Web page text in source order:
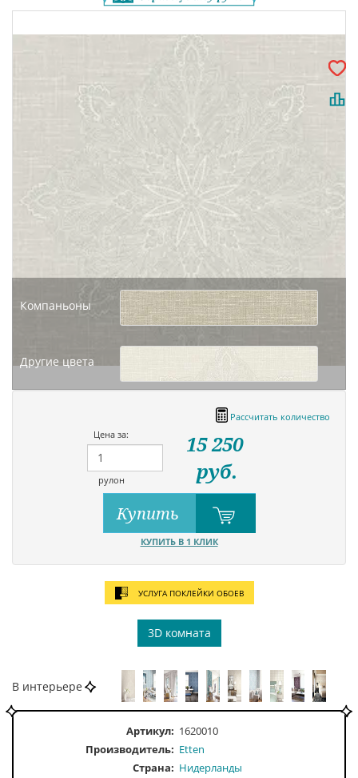
Компаньоны
Другие цвета
Рассчитать количество
Цена за:
рулон
15 250
руб.
Купить
КУПИТЬ В 1 КЛИК
УСЛУГА ПОКЛЕЙКИ ОБОЕВ
3D комната
В интерьере
Артикул: 1620010
Производитель: Etten
Страна: Нидерланды